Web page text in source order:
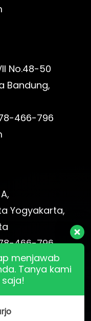
No.48-50
Bandung,
466-796
Yogyakarta,
466-796
menjawab
Tanya kami